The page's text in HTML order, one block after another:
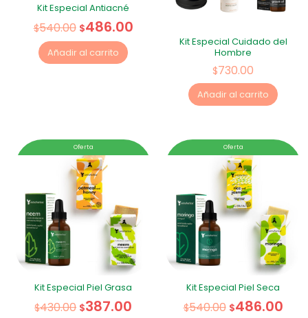
Kit Especial Antiacné
$540.00 $486.00
Añadir al carrito
Kit Especial Cuidado del
Hombre
$730.00
Añadir al carrito
Oferta
Kit Especial Piel Grasa
$430.00 $387.00
Oferta
Kit Especial Piel Seca
$540.00 $486.00